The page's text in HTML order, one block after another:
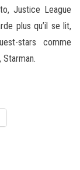
Justice League
plus qu’il se lit,
stars comme